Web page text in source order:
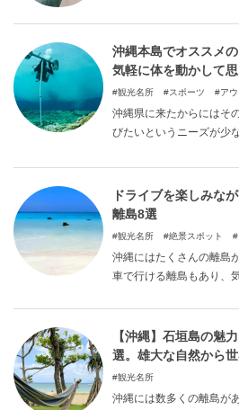
縄の離島の中でも特に人
島で泊まりたい素敵なホ
沖縄本島でオススメ
気軽に体を動かして思
観光名所 スポーツ ア
沖縄県に来たからにはそ
びたいというニーズが少
記事では、沖縄エリア、
ててその地域で楽しむこ
点紹介します。 沖縄本
セスも非常に利便性が良
ドライブを楽しみな
離島8選
観光名所 絶景スポット
沖縄にはたくさんの離島
車で行ける離島もあり、
どを楽しみに行くことが
す。 それぞれの島ごと
ぐりを楽しんでみましょ
【沖縄】石垣島の魅
選。雄大な自然から
観光名所
沖縄には数多くの離島が